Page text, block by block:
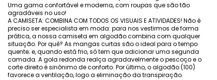
Uma gama confortável e moderna, com roupas que são tão
agradáveis no uso!
A CAMISETA: COMBINA COM TODOS OS VISUAIS E ATIVIDADES! Não é
preciso ser especialista em moda: para nos vestirmos de forma
prática, a nossa camiseta em algodão combina com qualquer
situação. Por quê? As mangas curtas são o ideal para o tempo
quente; e, quando está frio, só tem que adicionar uma segunda
camada. A gola redonda realça agradavelmente o pescoço e o
corte direito é sinônimo de conforto. Por último, o algodão (100)
favorece a ventilação, logo a eliminação da transpiração.